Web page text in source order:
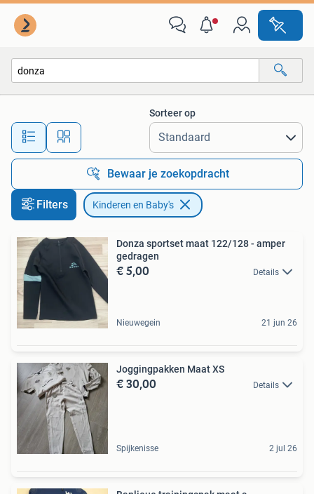
Alle afstanden…
Sorteer op
Bewaar je zoekopdracht
Filters Kinderen en Baby's
Donza sportset maat 122/128 - amper
gedragen
€ 5,00 Details
Nieuwegein 21 jun 26
Joggingpakken Maat XS
€ 30,00 Details
Spijkenisse 2 jul 26